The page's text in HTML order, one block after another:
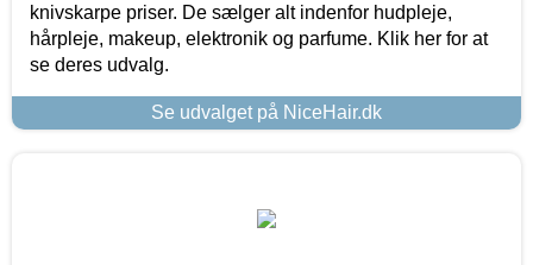
knivskarpe priser. De sælger alt indenfor hudpleje,
hårpleje, makeup, elektronik og parfume. Klik her for at
se deres udvalg.
Se udvalget på NiceHair.dk